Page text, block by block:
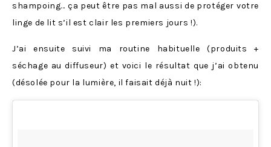
shampoing… ça peut être pas mal aussi de protéger votre
linge de lit s’il est clair les premiers jours !).
J’ai ensuite suivi ma routine habituelle (produits +
séchage au diffuseur) et voici le résultat que j’ai obtenu
(désolée pour la lumière, il faisait déjà nuit !):